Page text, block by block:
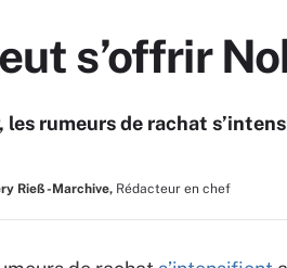
s’offrir
les rumeurs de rachat
Rieß-Marchive, Rédacteur en chef